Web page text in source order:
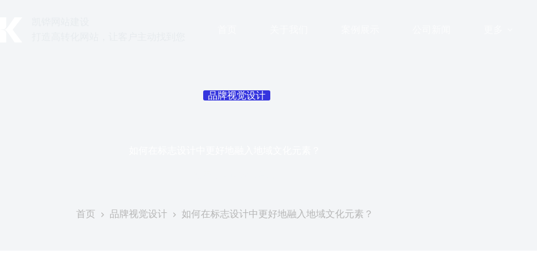
品牌视觉设计
首页 品牌视觉设计 如何在标志设计中更好地融入地域文化元素？